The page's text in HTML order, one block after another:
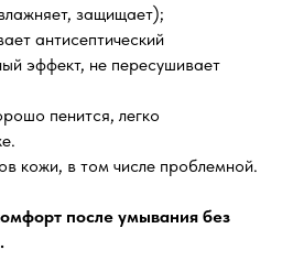
защищает);
антисептический
эффект, не пересушивает
пенится, легко
кожи, в том числе проблемной.
после умывания без